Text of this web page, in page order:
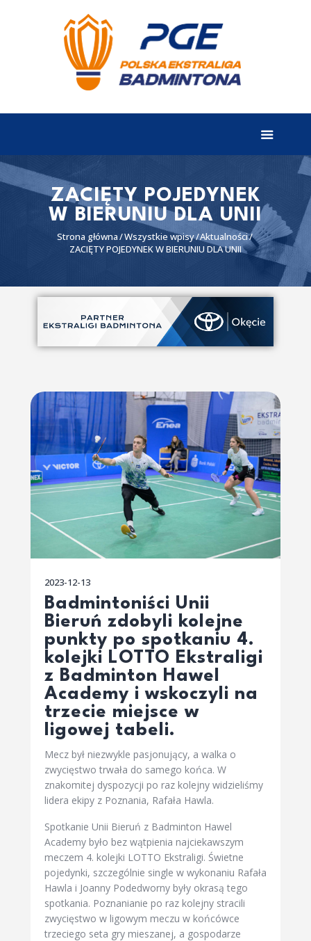
ZACIĘTY POJEDYNEK
W BIERUNIU DLA UNII
Strona główna Wszystkie wpisy Aktualności
ZACIĘTY POJEDYNEK W BIERUNIU DLA UNII
EKSTRALIGA
Aktualności
Tabela
Wyniki
Terminarz
Partnerzy
II liga
2023-12-13
Badmintoniści Unii
Bieruń zdobyli kolejne
punkty po spotkaniu 4.
kolejki LOTTO Ekstraligi
z Badminton Hawel
Academy i wskoczyli na
trzecie miejsce w
ligowej tabeli.
Mecz był niezwykle pasjonujący, a walka o
zwycięstwo trwała do samego końca. W
znakomitej dyspozycji po raz kolejny widzieliśmy
lidera ekipy z Poznania, Rafała Hawla.
Spotkanie Unii Bieruń z Badminton Hawel
Academy było bez wątpienia najciekawszym
meczem 4. kolejki LOTTO Ekstraligi. Świetne
pojedynki, szczególnie single w wykonaniu Rafała
Hawla i Joanny Podedworny były okrasą tego
spotkania. Poznanianie po raz kolejny stracili
zwycięstwo w ligowym meczu w końcówce
trzeciego seta gry mieszanej, a gospodarze